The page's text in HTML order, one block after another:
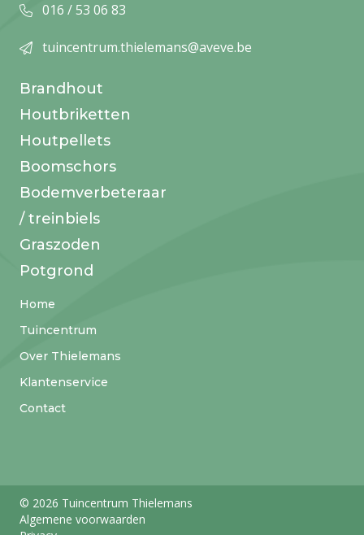
016 / 53 06 83
tuincentrum.thielemans@aveve.be
Brandhout
Houtbriketten
Houtpellets
Boomschors
Bodemverbeteraar
/ treinbiels
Graszoden
Potgrond
Home
Tuincentrum
Over Thielemans
Klantenservice
Contact
© 2026 Tuincentrum Thielemans
Algemene voorwaarden